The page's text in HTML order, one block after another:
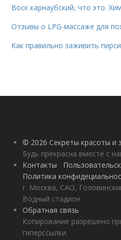
Воск карнаубский, что это.
Отзывы о LPG-массаже для
Как правильно заживить
© 2026 Секреты красоты и
Будь прекрасна вместе с
Контакты
Политика
г. Москва, САО,
Водный стадион
Обратная связь
Копирование разрешено
гиперссылки.